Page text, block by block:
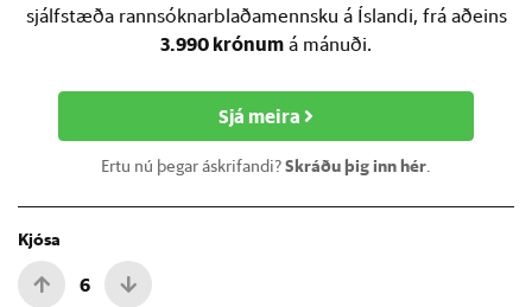
sjálfstæða rannsóknarblaðamennsku á Íslandi, frá aðeins
3.990 krónum á mánuði.
Sjá meira
Ertu nú þegar áskrifandi?Skráðu þig inn hér.
Kjósa
6